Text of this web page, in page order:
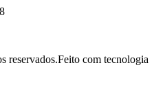
reservados.Feito com tecnologia